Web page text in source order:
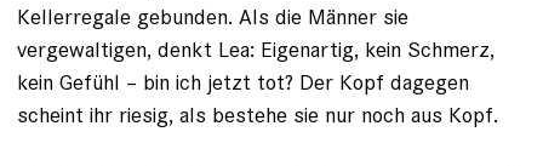
Kellerregale gebunden. Als die Männer sie
vergewaltigen, denkt Lea: Eigenartig, kein Schmerz,
kein Gefühl – bin ich jetzt tot? Der Kopf dagegen
scheint ihr riesig, als bestehe sie nur noch aus Kopf.